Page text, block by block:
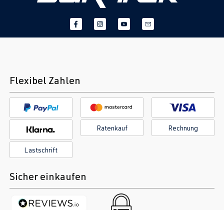
Flexibel Zahlen
Ratenkauf Rechnung
Lastschrift
Sicher einkaufen